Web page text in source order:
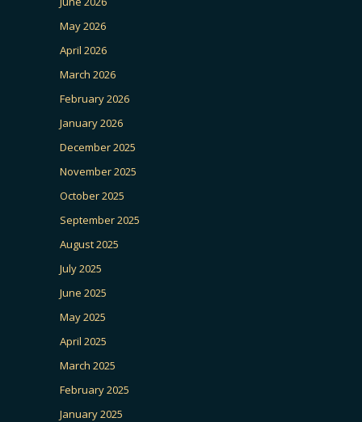
May 2026
April 2026
March 2026
February 2026
January 2026
December 2025
November 2025
October 2025
September 2025
August 2025
July 2025
June 2025
May 2025
April 2025
March 2025
February 2025
January 2025